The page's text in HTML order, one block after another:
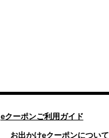
eクーポンご利用ガイド
お出かけeクーポンについて